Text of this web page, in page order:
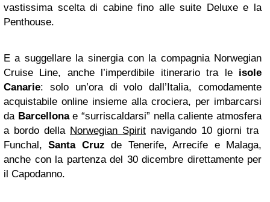
vastissima scelta di cabine fino alle suite Deluxe e la
Penthouse.
E a suggellare la sinergia con la compagnia Norwegian
Cruise Line, anche l’imperdibile itinerario tra le isole
Canarie: solo un’ora di volo dall’Italia, comodamente
acquistabile online insieme alla crociera, per imbarcarsi
da Barcellonae “surriscaldarsi” nella caliente atmosfera
a bordo della Norwegian Spirit navigando 10 giorni tra
Funchal,Santa Cruz de Tenerife, Arrecife e Malaga,
anche con la partenza del 30 dicembre direttamente per
il Capodanno.